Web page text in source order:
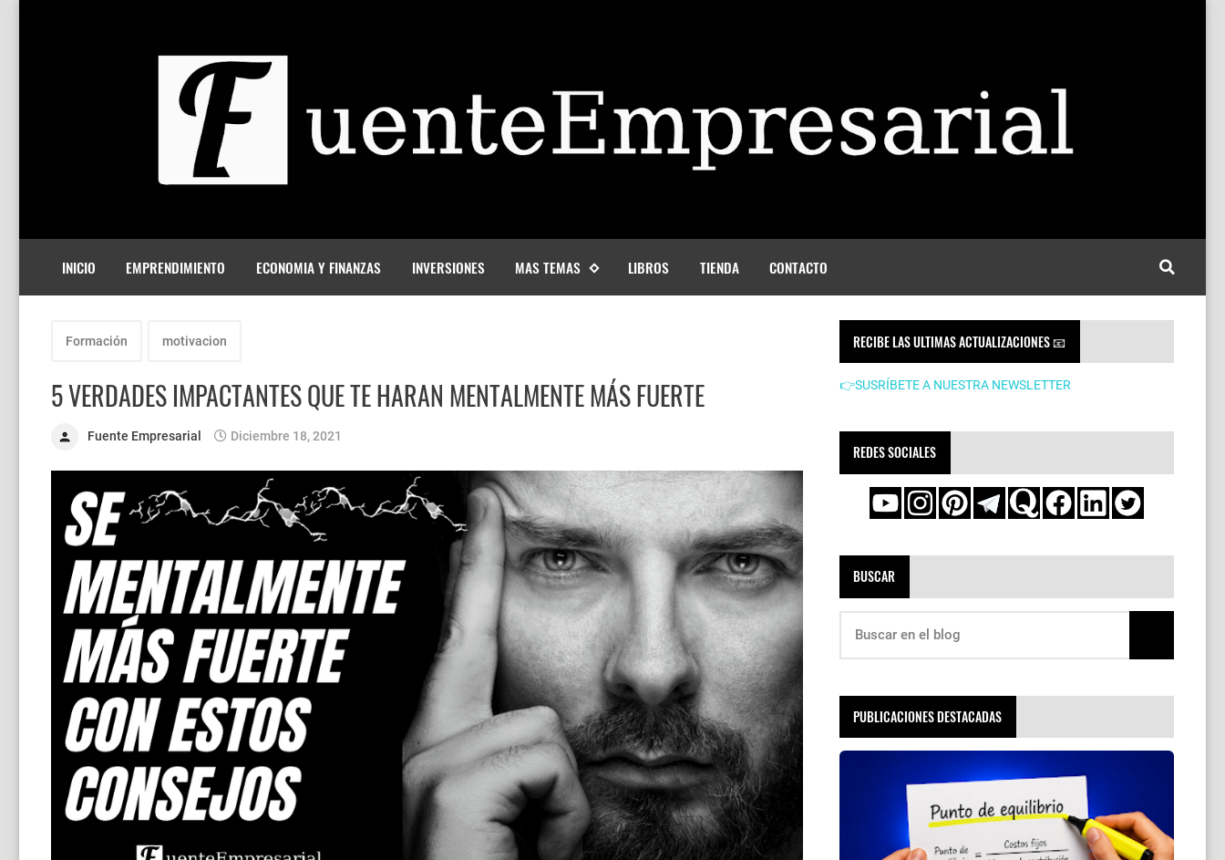
INICIO EMPRENDIMIENTO ECONOMIA Y FINANZAS INVERSIONES MAS TEMAS LIBROS TIENDA CONTACTO
Formación motivacion
5 VERDADES IMPACTANTES QUE TE HARAN MENTALMENTE MÁS FUERTE
Fuente Empresarial Diciembre 18, 2021
RECIBE LAS ULTIMAS ACTUALIZACIONES 📧
👉SUSRÍBETE A NUESTRA NEWSLETTER
REDES SOCIALES
BUSCAR
PUBLICACIONES DESTACADAS